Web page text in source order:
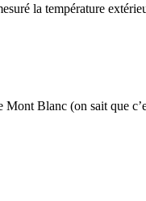
la température
Blanc (on sait que